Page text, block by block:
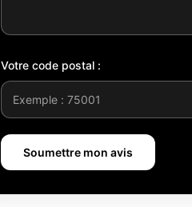
Votre code postal :
Soumettre mon avis